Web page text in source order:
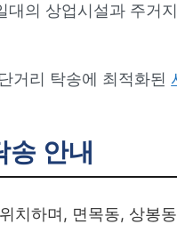
대의 상업시설과 주거
거리 탁송에 최적화된
송 안내
치하며, 면목동, 상봉